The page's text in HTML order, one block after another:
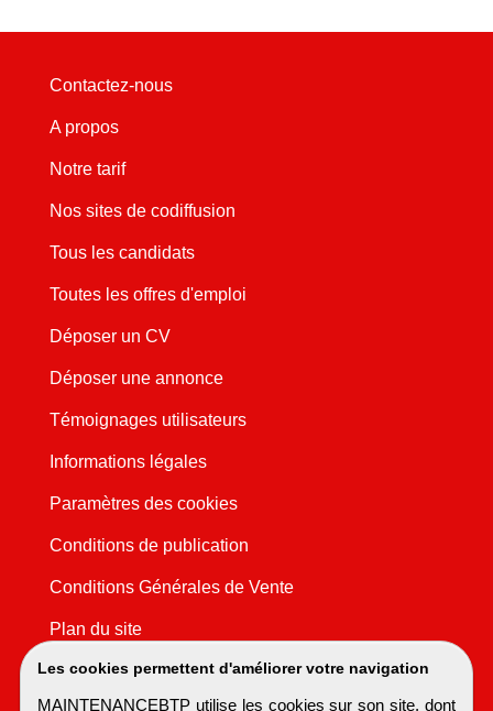
Les cookies permettent d'améliorer votre navigation
MAINTENANCEBTP utilise les cookies sur son site, dont
Contactez-nous
A propos
Notre tarif
Nos sites de codiffusion
Tous les candidats
Toutes les offres d'emploi
Déposer un CV
Déposer une annonce
Témoignages utilisateurs
Informations légales
Paramètres des cookies
Conditions de publication
Conditions Générales de Vente
Plan du site